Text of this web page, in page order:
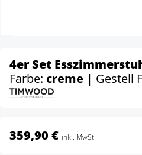
4er Set
Farbe: creme | Gestell
359,90 € inkl. MwSt.